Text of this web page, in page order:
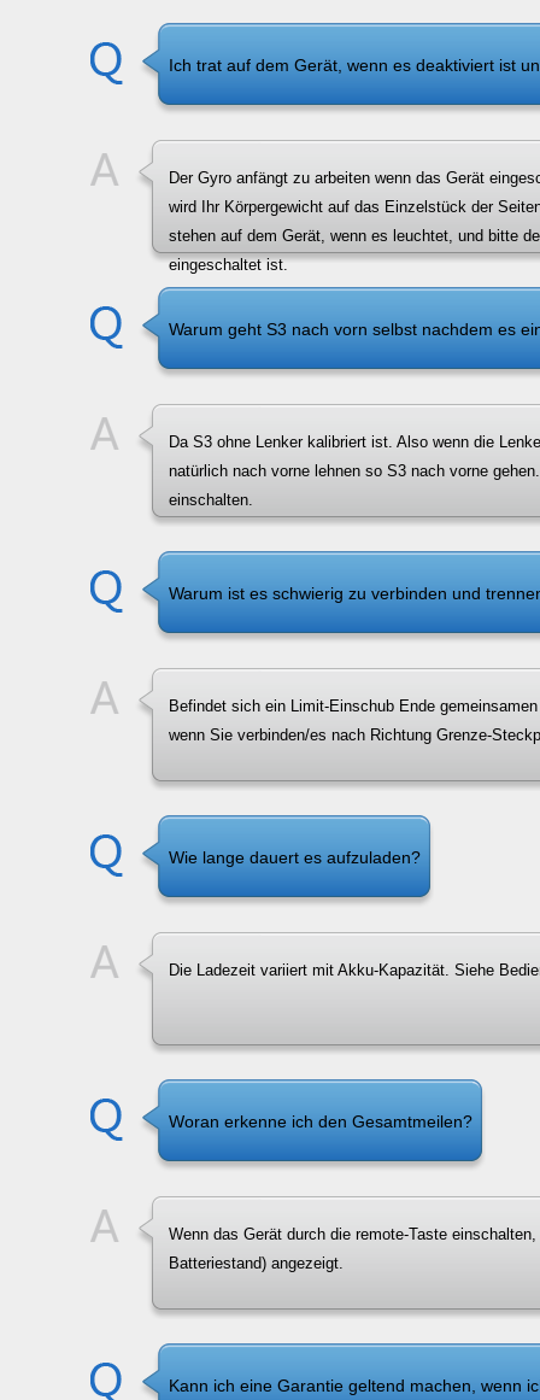
Ich trat auf dem Gerät, wenn es deaktiviert ist
Der Gyro anfängt zu arbeiten wenn das Gerät
wird Ihr Körpergewicht auf das Einzelstück der
stehen auf dem Gerät, wenn es leuchtet, und bitte
eingeschaltet ist.
Warum geht S3 nach vorn selbst nachdem es
Da S3 ohne Lenker kalibriert ist. Also wenn die
natürlich nach vorne lehnen so S3 nach vorne
einschalten.
Warum ist es schwierig zu verbinden und
Befindet sich ein Limit-Einschub Ende
wenn Sie verbinden/es nach Richtung Grenze-
Wie lange dauert es aufzuladen?
Die Ladezeit variiert mit Akku-Kapazität. Siehe
Woran erkenne ich den Gesamtmeilen?
Wenn das Gerät durch die remote-Taste
Batteriestand) angezeigt.
Kann ich eine Garantie geltend machen, wenn